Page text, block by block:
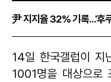
尹 지지율 32% 기록...'후
14일 한국갤럽이
1001명을 대상으로